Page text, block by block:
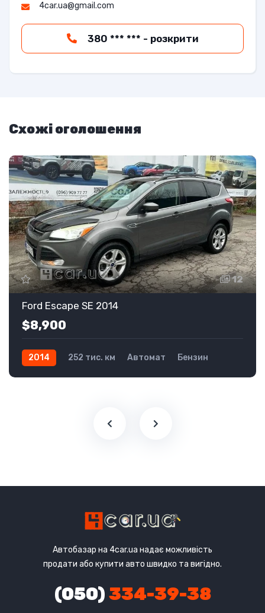
4car.ua@gmail.com
380 *** *** - розкрити
Схожі оголошення
12
Ford Escape SE 2014
$8,900
2014 252 тис. км Автомат
Бензин
Автобазар на 4car.ua надає можливість
продати або купити авто швидко та вигідно.
(050)334-39-38